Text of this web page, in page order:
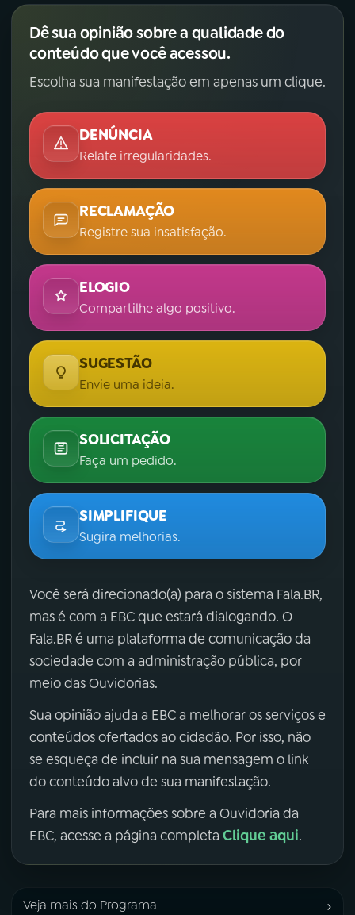
Dê sua opinião sobre a qualidade do
conteúdo que você acessou.
Escolha sua manifestação em apenas um clique.
DENÚNCIA
Relate irregularidades.
RECLAMAÇÃO
Registre sua insatisfação.
ELOGIO
Compartilhe algo positivo.
SUGESTÃO
Envie uma ideia.
SOLICITAÇÃO
Faça um pedido.
SIMPLIFIQUE
Sugira melhorias.
Você será direcionado(a) para o sistema Fala.BR,
mas é com a EBC que estará dialogando. O
Fala.BR é uma plataforma de comunicação da
sociedade com a administração pública, por
meio das Ouvidorias.
Sua opinião ajuda a EBC a melhorar os serviços e
conteúdos ofertados ao cidadão. Por isso, não
se esqueça de incluir na sua mensagem o link
do conteúdo alvo de sua manifestação.
Para mais informações sobre a Ouvidoria da
EBC, acesse a página completa Clique aqui.
Veja mais do Programa ›